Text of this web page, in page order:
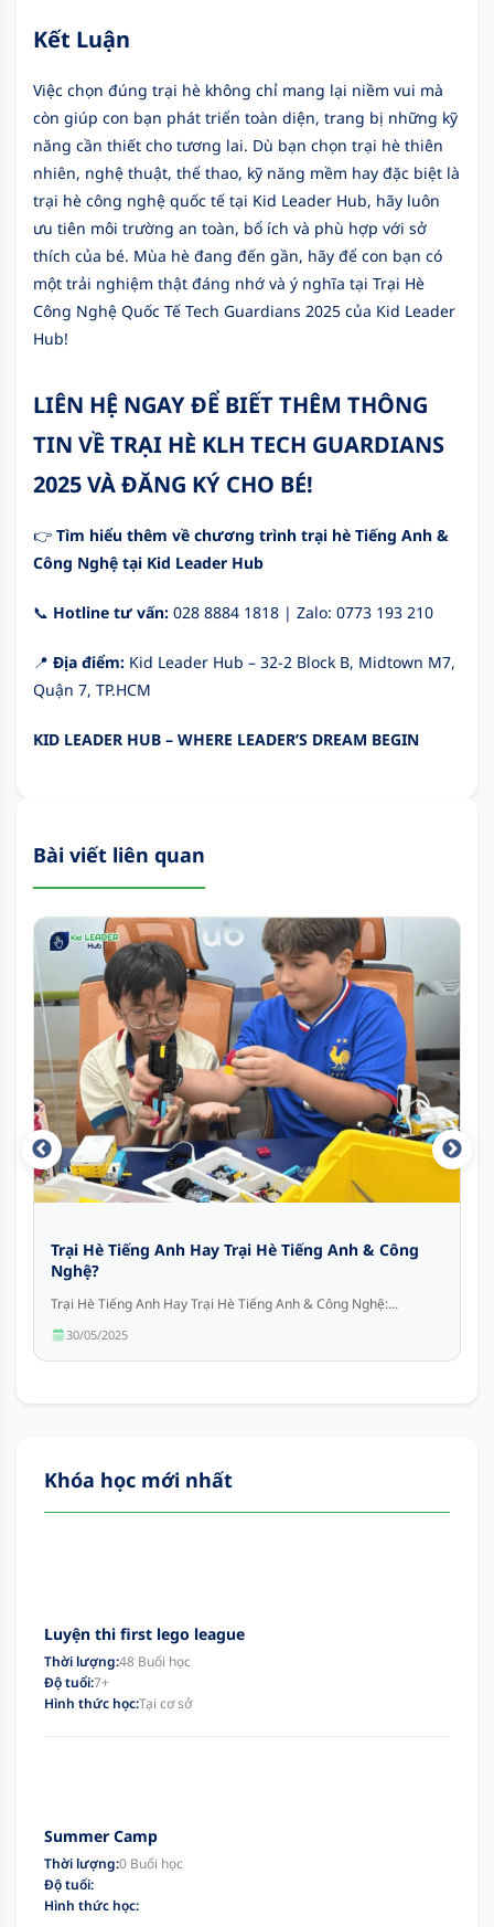
Kết Luận
Việc chọn đúng trại hè không chỉ mang lại niềm vui mà
còn giúp con bạn phát triển toàn diện, trang bị những kỹ
năng cần thiết cho tương lai. Dù bạn chọn trại hè thiên
nhiên, nghệ thuật, thể thao, kỹ năng mềm hay đặc biệt là
trại hè công nghệ quốc tế tại Kid Leader Hub, hãy luôn
ưu tiên môi trường an toàn, bổ ích và phù hợp với sở
thích của bé. Mùa hè đang đến gần, hãy để con bạn có
một trải nghiệm thật đáng nhớ và ý nghĩa tại Trại Hè
Công Nghệ Quốc Tế Tech Guardians 2025 của Kid Leader
Hub!
LIÊN HỆ NGAY ĐỂ BIẾT THÊM THÔNG
TIN VỀ TRẠI HÈ KLH TECH GUARDIANS
2025 VÀ ĐĂNG KÝ CHO BÉ!
👉 Tìm hiểu thêm về chương trình trại hè Tiếng Anh &
Công Nghệ tại Kid Leader Hub
📞 Hotline tư vấn: 028 8884 1818 | Zalo: 0773 193 210
📍 Địa điểm: Kid Leader Hub – 32-2 Block B, Midtown M7,
Quận 7, TP.HCM
KID LEADER HUB – WHERE LEADER’S DREAM BEGIN
Bài viết liên quan
Trại Hè Tiếng Anh Hay Trại Hè Tiếng Anh & Công
Nghệ?
Trại Hè Tiếng Anh Hay Trại Hè Tiếng Anh & Công Nghệ:...
30/05/2025
Khóa học mới nhất
Luyện thi first lego league
Thời lượng:48 Buổi học
Độ tuổi:7+
Hình thức học:Tại cơ sở
Summer Camp
Thời lượng:0 Buổi học
Độ tuổi:
Hình thức học: